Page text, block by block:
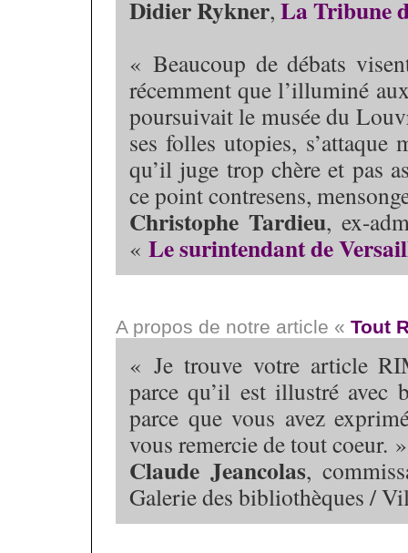
Didier Rykner, La Tribune
« Beaucoup de débats
récemment que l’illuminé
poursuivait le musée du
ses folles utopies,
qu’il juge trop chère et pas
ce point contresens,
Christophe Tardieu, ex-
« Le surintendant de
A propos de notre article « Tout
« Je trouve votre article
parce qu’il est illustré avec
parce que vous avez
vous remercie de tout coeur. »
Claude Jeancolas,
Galerie des bibliothèques /